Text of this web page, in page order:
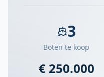
3
Boten te koop
€ 250.000